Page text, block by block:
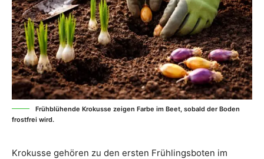
Frühblühende Krokusse zeigen Farbe im Beet, sobald der Boden
frostfrei wird.
Krokusse gehören zu den ersten Frühlingsboten im